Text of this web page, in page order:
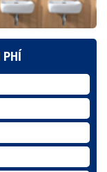
PHÍ